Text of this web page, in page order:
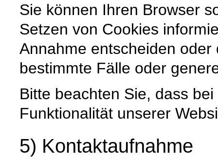
Sie können Ihren Browser
Setzen von Cookies
Annahme entscheiden
bestimmte Fälle oder
Bitte beachten Sie, dass
Funktionalität unserer
5) Kontaktaufnahme